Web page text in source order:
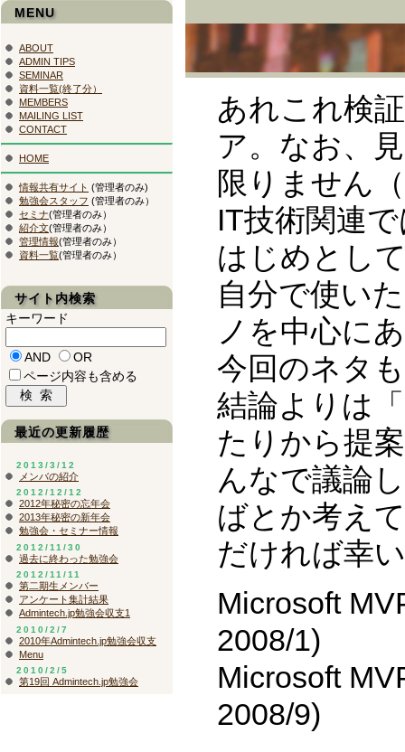
あれこれ検
ア。なお、
限りません
IT技術関連
はじめとし
自分で使い
ノを中心に
今回のネタ
結論よりは
たりから提
んなで議論
ばとか考え
だければ幸
Microsoft
2008/1)
Microsoft
2008/9)
MENU
ABOUT
ADMIN TIPS
SEMINAR
資料一覧(終了分）
MEMBERS
MAILING LIST
CONTACT
HOME
情報共有サイト (管理者のみ)
勉強会スタッフ (管理者のみ）
セミナ(管理者のみ）
紹介文(管理者のみ）
管理情報(管理者のみ）
資料一覧(管理者のみ）
サイト内検索
キーワード
AND
OR
ページ内容も含める
最近の更新履歴
2013/3/12
メンバの紹介
2012/12/12
2012年秘密の忘年会
2013年秘密の新年会
勉強会・セミナー情報
2012/11/30
過去に終わった勉強会
2012/11/11
第二期生メンバー
アンケート集計結果
Admintech.jp勉強会収支1
2010/2/7
2010年Admintech.jp勉強会収支
Menu
2010/2/5
第19回 Admintech.jp勉強会